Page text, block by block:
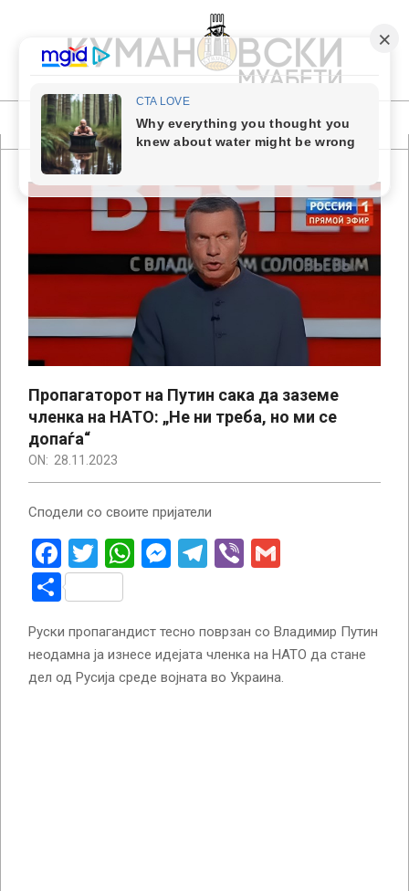
content
КУМАНОВСКИ
МУАБЕТИ
Primary
Navigation
Пропагаторот на Путин сака да заземе
членка на НАТО: „Не ни треба, но ми се
допаѓа“
ON: 28.11.2023
Сподели со своите пријатели
Facebook
Twitter
WhatsApp
Messenger
Telegram
Viber
Share
Руски пропагандист тесно поврзан со Владимир Путин
неодамна ја изнесе идејата членка на НАТО да стане
дел од Русија среде војната во Украина.